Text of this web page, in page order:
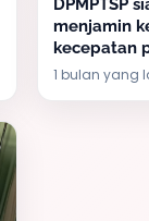
DPMPTSP
menjamin
kecepatan
1 bulan yang